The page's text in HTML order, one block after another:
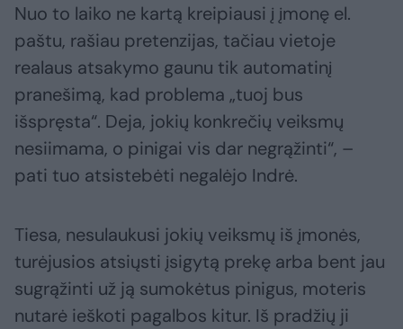
Nuo to laiko ne kartą kreipiausi į įmonę el.
paštu, rašiau pretenzijas, tačiau vietoje
realaus atsakymo gaunu tik automatinį
pranešimą, kad problema „tuoj bus
išspręsta“. Deja, jokių konkrečių veiksmų
nesiimama, o pinigai vis dar negrąžinti“, –
pati tuo atsistebėti negalėjo Indrė.
Tiesa, nesulaukusi jokių veiksmų iš įmonės,
turėjusios atsiųsti įsigytą prekę arba bent jau
sugrąžinti už ją sumokėtus pinigus, moteris
nutarė ieškoti pagalbos kitur. Iš pradžių ji